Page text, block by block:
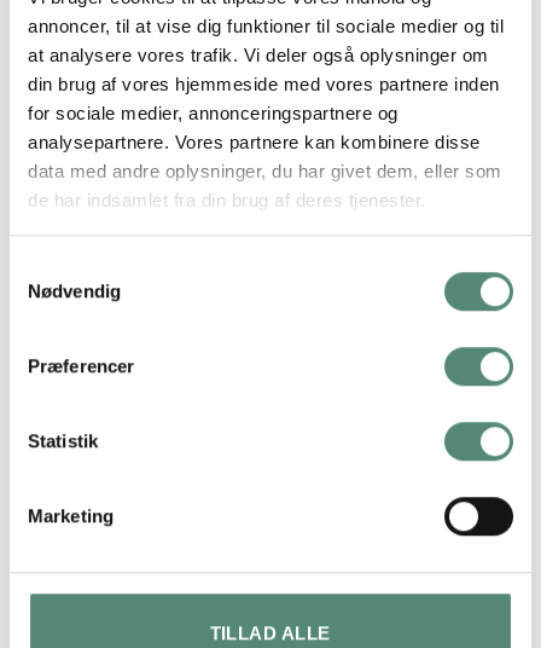
annoncer, til at vise dig funktioner til sociale medier og til
at analysere vores trafik. Vi deler også oplysninger om
din brug af vores hjemmeside med vores partnere inden
for sociale medier, annonceringspartnere og
analysepartnere. Vores partnere kan kombinere disse
data med andre oplysninger, du har givet dem, eller som
de har indsamlet fra din brug af deres tjenester.
Nødvendig
Præferencer
Statistik
Marketing
TILLAD ALLE
YDERLIGERE INFORMATION